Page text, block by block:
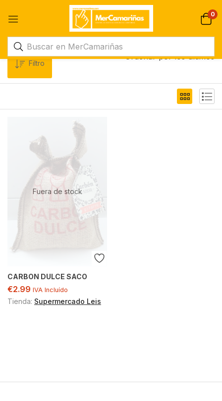
0
Filtro
Ordenar por los últimos
Fuera de stock
CARBON DULCE SACO
€2.99 IVA Incluído
Tienda: Supermercado Leis